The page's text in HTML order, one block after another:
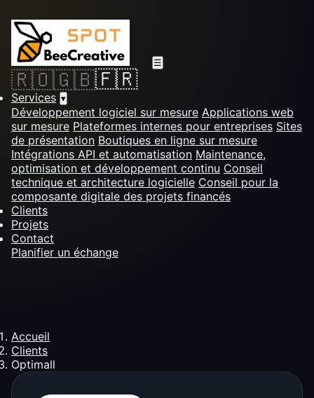
☰
🇷🇴🇬🇧🇫🇷
Services ▾
Développement logiciel sur mesure Applications web
sur mesure Plateformes internes pour entreprises Sites
de présentation Boutiques en ligne sur mesure
Intégrations API et automatisation Maintenance,
optimisation et développement continu Conseil
technique et architecture logicielle Conseil pour la
composante digitale des projets financés
Clients
Projets
Contact
Planifier un échange
Accueil
Clients
Optimall